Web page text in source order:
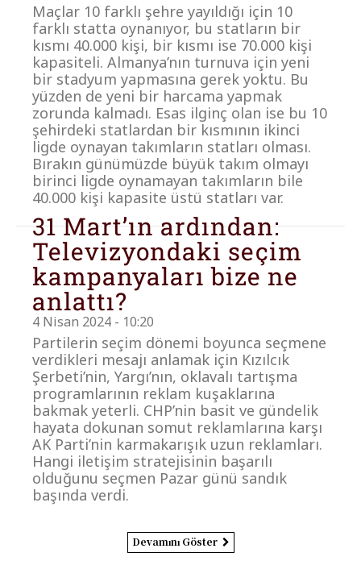
Maçlar 10 farklı şehre yayıldığı için 10
farklı statta oynanıyor, bu statların bir
kısmı 40.000 kişi, bir kısmı ise 70.000 kişi
kapasiteli. Almanya’nın turnuva için yeni
bir stadyum yapmasına gerek yoktu. Bu
yüzden de yeni bir harcama yapmak
zorunda kalmadı. Esas ilginç olan ise bu 10
şehirdeki statlardan bir kısmının ikinci
ligde oynayan takımların statları olması.
Bırakın günümüzde büyük takım olmayı
birinci ligde oynamayan takımların bile
40.000 kişi kapasite üstü statları var.
31 Mart’ın ardından:
Televizyondaki seçim
kampanyaları bize ne
anlattı?
4 Nisan 2024 - 10:20
Partilerin seçim dönemi boyunca seçmene
verdikleri mesajı anlamak için Kızılcık
Şerbeti’nin, Yargı’nın, oklavalı tartışma
programlarının reklam kuşaklarına
bakmak yeterli. CHP’nin basit ve gündelik
hayata dokunan somut reklamlarına karşı
AK Parti’nin karmakarışık uzun reklamları.
Hangi iletişim stratejisinin başarılı
olduğunu seçmen Pazar günü sandık
başında verdi.
Devamını Göster